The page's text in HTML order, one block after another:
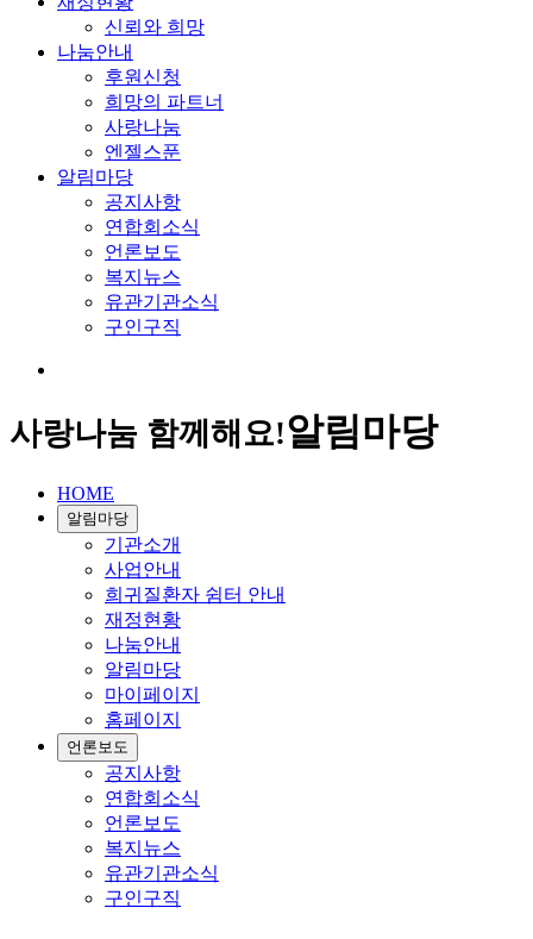
신뢰와 희망
나눔안내
후원신청
희망의 파트너
사랑나눔
엔젤스푼
알림마당
공지사항
연합회소식
언론보도
복지뉴스
유관기관소식
구인구직
사랑나눔 함께해요!알림마당
HOME
알림마당
기관소개
사업안내
희귀질환자 쉼터 안내
재정현황
나눔안내
알림마당
마이페이지
홈페이지
언론보도
공지사항
연합회소식
언론보도
복지뉴스
유관기관소식
구인구직